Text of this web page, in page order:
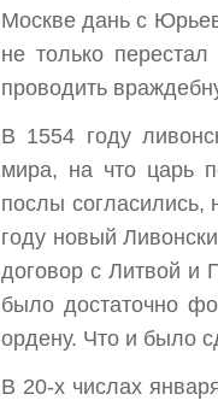
Москве дань с
не только
проводить
В 1554 году
мира, на что царь
послы согласились,
году новый
договор с Литвой и
было достаточно
ордену. Что и было
В 20-х числах